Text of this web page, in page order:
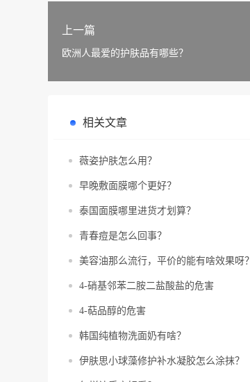
上一篇
欧洲人最爱的护肤品有哪些？
相关文章
薇姿护肤怎么用？
早晚敷面膜哪个更好？
泰国面膜哪里进货才划算？
青春痘是怎么回事？
美容油那么流行，平价的能有啥效果呀？
4-硝基邻苯二胺二盐酸盐的危害
4-萜品醇的危害
韩国纯植物洗面奶有啥？
伊肤思小球藻修护补水凝胶怎么涂抹？